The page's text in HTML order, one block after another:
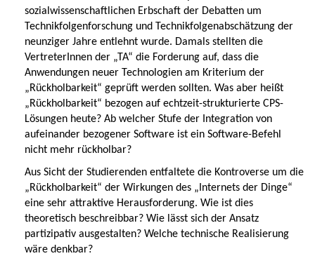
sozialwissenschaftlichen Erbschaft der Debatten um
Technikfolgenforschung und Technikfolgenabschätzung der
neunziger Jahre entlehnt wurde. Damals stellten die
VertreterInnen der „TA“ die Forderung auf, dass die
Anwendungen neuer Technologien am Kriterium der
„Rückholbarkeit“ geprüft werden sollten. Was aber heißt
„Rückholbarkeit“ bezogen auf echtzeit-strukturierte CPS-
Lösungen heute? Ab welcher Stufe der Integration von
aufeinander bezogener Software ist ein Software-Befehl
nicht mehr rückholbar?
Aus Sicht der Studierenden entfaltete die Kontroverse um die
„Rückholbarkeit“ der Wirkungen des „Internets der Dinge“
eine sehr attraktive Herausforderung. Wie ist dies
theoretisch beschreibbar? Wie lässt sich der Ansatz
partizipativ ausgestalten? Welche technische Realisierung
wäre denkbar?